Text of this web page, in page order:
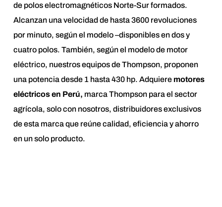
de polos electromagnéticos Norte-Sur formados.
Alcanzan una velocidad de hasta 3600 revoluciones
por minuto, según el modelo –disponibles en dos y
cuatro polos. También, según el modelo de motor
eléctrico, nuestros equipos de Thompson, proponen
una potencia desde 1 hasta 430 hp. Adquiere motores
eléctricos en Perú, marca Thompson para el sector
agrícola, solo con nosotros, distribuidores exclusivos
de esta marca que reúne calidad, eficiencia y ahorro
en un solo producto.